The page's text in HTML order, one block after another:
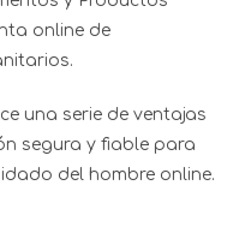
online de
una serie de ventajas
segura y fiable para
del hombre online.